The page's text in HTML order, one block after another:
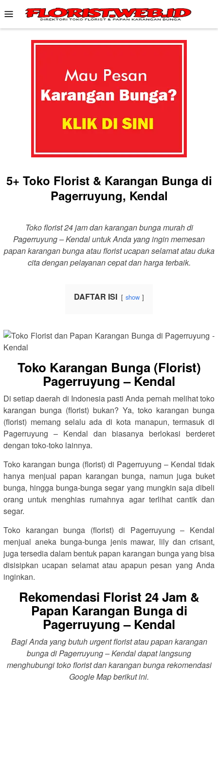
to
content
Mobile
Menu
5+ Toko Florist & Karangan Bunga di
Pagerruyung, Kendal
Toko florist 24 jam dan karangan bunga murah di
Pagerruyung – Kendal untuk Anda yang ingin memesan
papan karangan bunga atau florist ucapan selamat atau duka
cita dengan pelayanan cepat dan harga terbaik.
DAFTAR ISI show
Toko Karangan Bunga (Florist)
Pagerruyung – Kendal
Di setiap daerah di Indonesia pasti Anda pernah melihat toko
karangan bunga (florist) bukan? Ya, toko karangan bunga
(florist) memang selalu ada di kota manapun, termasuk di
Pagerruyung – Kendal dan biasanya berlokasi berderet
dengan toko-toko lainnya.
Toko karangan bunga (florist) di Pagerruyung – Kendal tidak
hanya menjual papan karangan bunga, namun juga buket
bunga, hingga bunga-bunga segar yang mungkin saja dibeli
orang untuk menghias rumahnya agar terlihat cantik dan
segar.
Toko karangan bunga (florist) di Pagerruyung – Kendal
menjual aneka bunga-bunga jenis mawar, lily dan crisant,
juga tersedia dalam bentuk papan karangan bunga yang bisa
disisipkan ucapan selamat atau apapun pesan yang Anda
inginkan.
Rekomendasi Florist 24 Jam &
Papan Karangan Bunga di
Pagerruyung – Kendal
Bagi Anda yang butuh urgent florist atau papan karangan
bunga di Pagerruyung – Kendal dapat langsung
menghubungi toko florist dan karangan bunga rekomendasi
Google Map berikut ini.